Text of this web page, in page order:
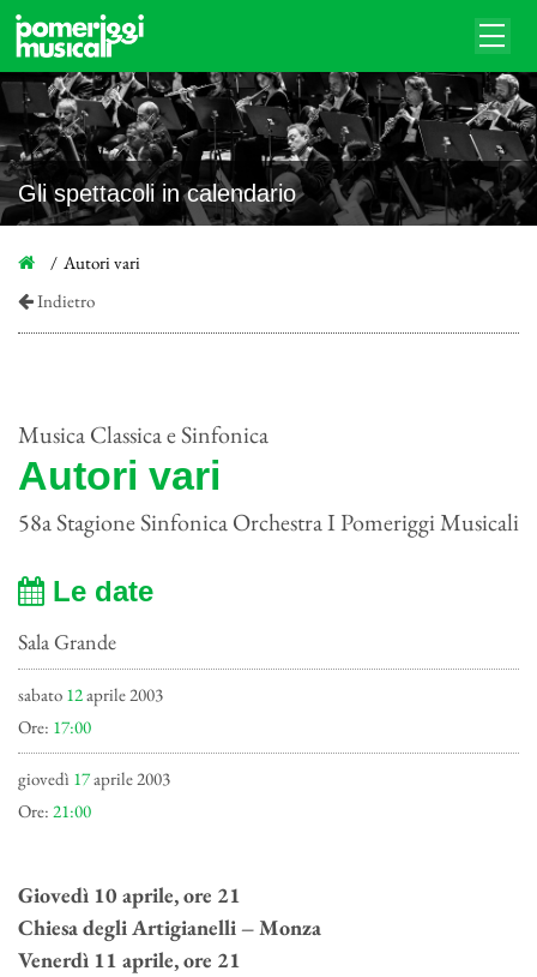
Gli spettacoli in calendario
Autori vari
Indietro
Musica Classica e Sinfonica
Autori vari
58a Stagione Sinfonica Orchestra I Pomeriggi Musicali
Le date
Sala Grande
sabato 12aprile 2003
Ore: 17:00
giovedì 17aprile 2003
Ore: 21:00
Giovedì 10 aprile, ore 21
Chiesa degli Artigianelli – Monza
Venerdì 11 aprile, ore 21